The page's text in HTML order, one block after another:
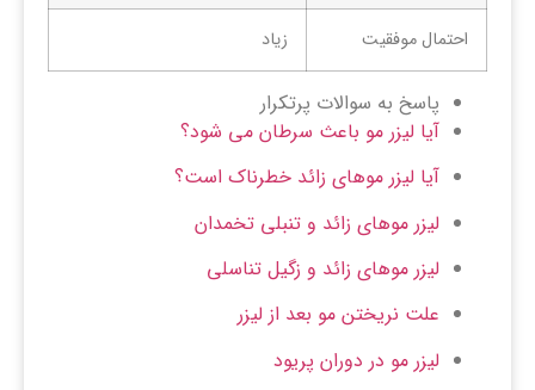
احتمال موفقیت زیاد
پاسخ به سوالات پرتکرار
آیا لیزر مو باعث سرطان می شود؟
آیا لیزر موهای زائد خطرناک است؟
لیزر موهای زائد و تنبلی تخمدان
لیزر موهای زائد و زگیل تناسلی
علت نریختن مو بعد از لیزر
لیزر مو در دوران پریود